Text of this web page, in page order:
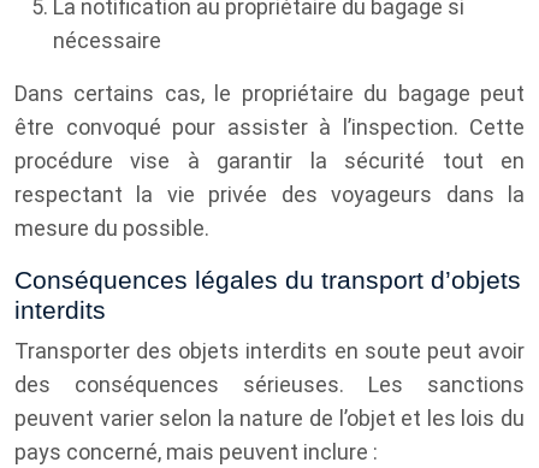
La notification au propriétaire du bagage si
nécessaire
Dans certains cas, le propriétaire du bagage peut
être convoqué pour assister à l’inspection. Cette
procédure vise à garantir la sécurité tout en
respectant la vie privée des voyageurs dans la
mesure du possible.
Conséquences légales du transport d’objets
interdits
Transporter des objets interdits en soute peut avoir
des conséquences sérieuses. Les sanctions
peuvent varier selon la nature de l’objet et les lois du
pays concerné, mais peuvent inclure :